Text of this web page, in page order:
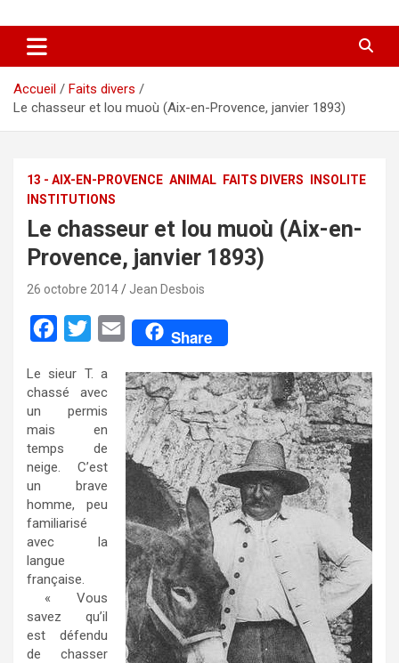
Accueil
Faits divers
Le chasseur et lou muoù (Aix-en-Provence, janvier 1893)
13 - AIX-EN-PROVENCE ANIMAL FAITS DIVERS
INSOLITE
INSTITUTIONS
Le chasseur et lou muoù (Aix-en-
Provence, janvier 1893)
26 octobre 2014 Jean Desbois
c
k
i
t
t
e
r
E
a
i
l
Share
Le sieur T. a
chassé avec
un permis
mais en
temps de
neige. C’est
un brave
homme, peu
familiarisé
avec la
langue
française.
« Vous
savez qu’il
est défendu
de chasser